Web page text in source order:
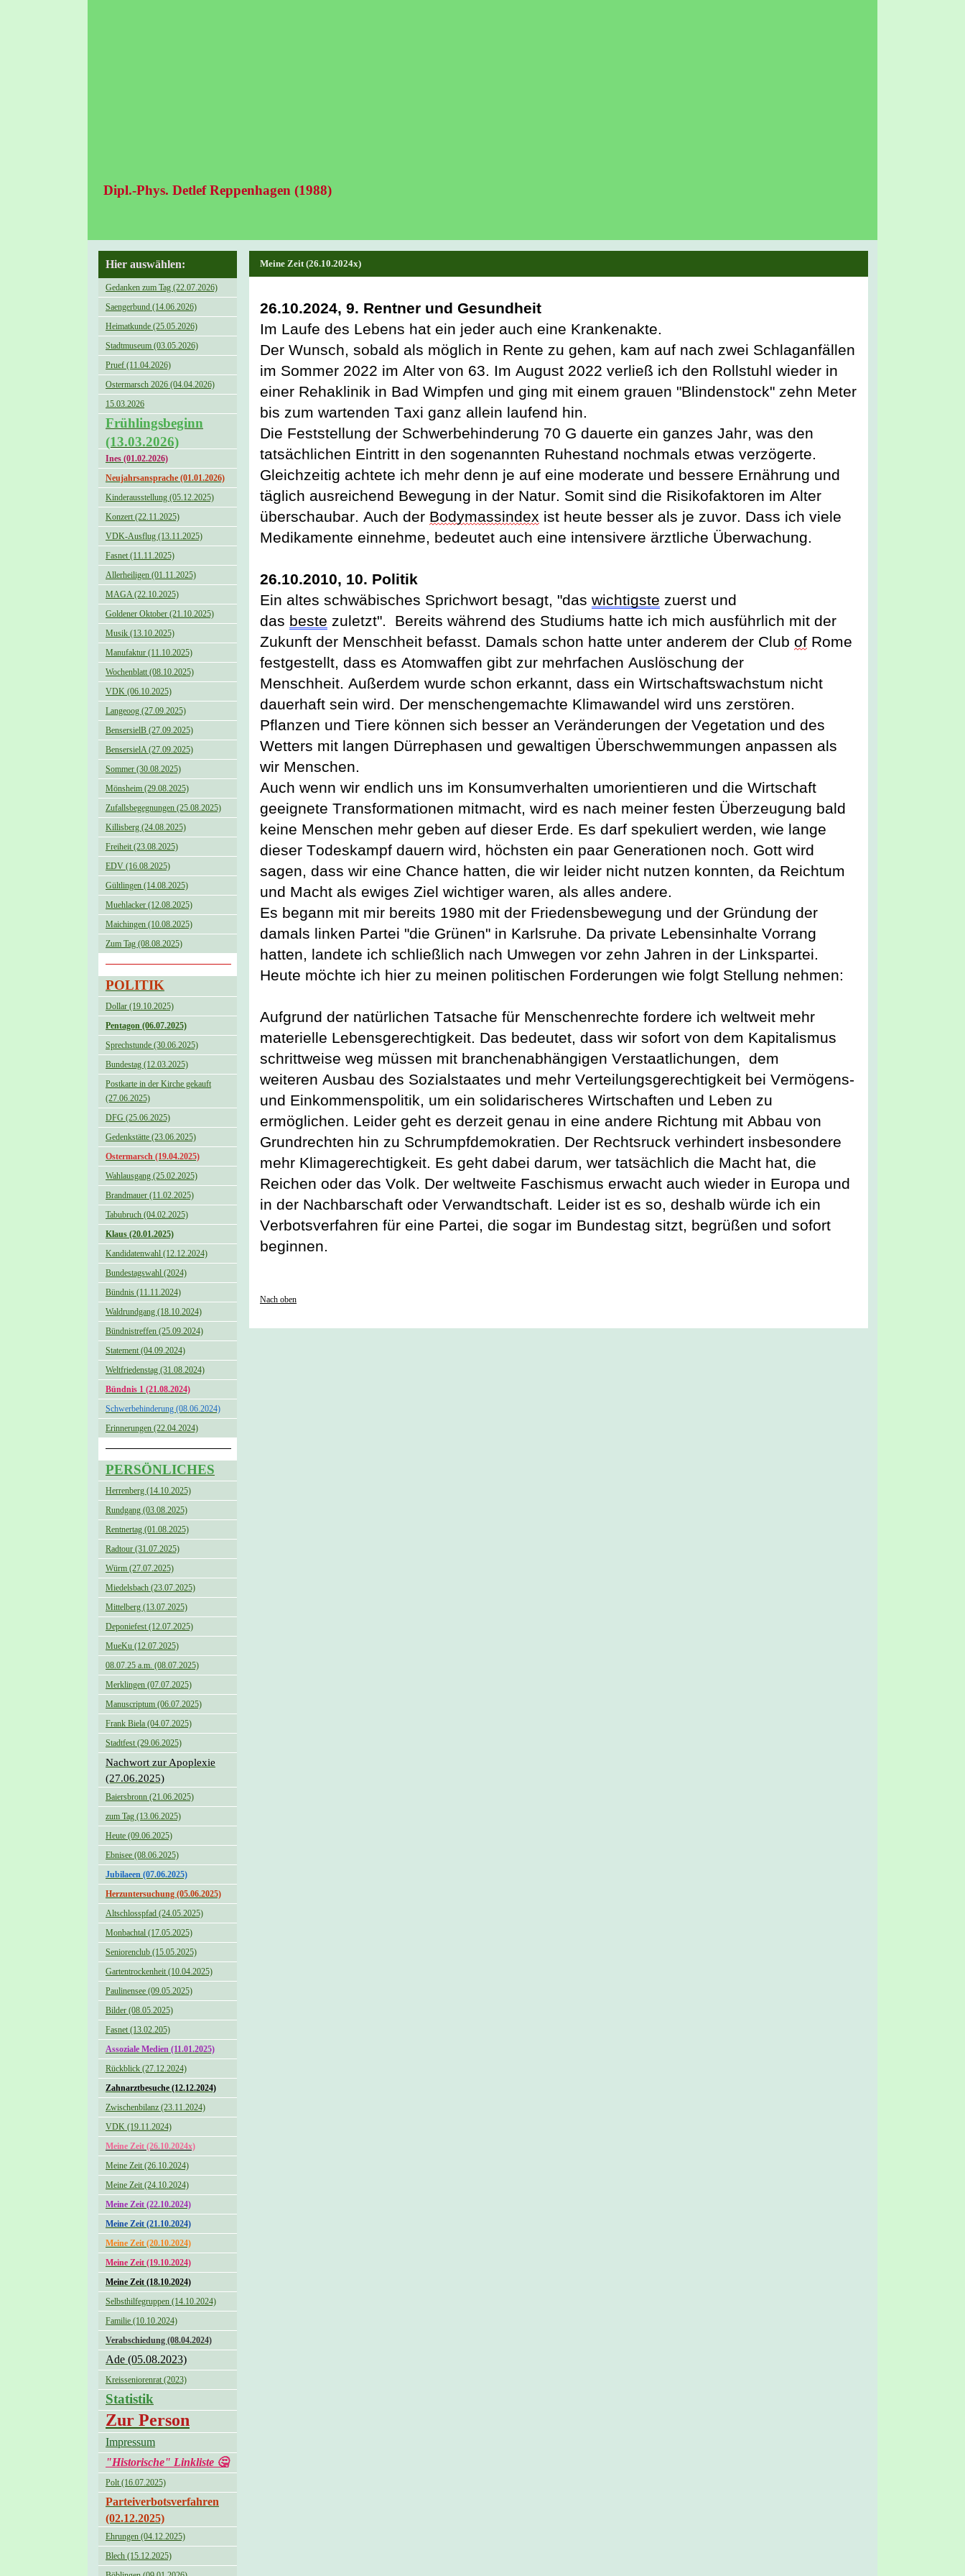
Dipl.-Phys. Detlef Reppenhagen (1988)
Hier auswählen:
Gedanken zum Tag (22.07.2026)
Saengerbund (14.06.2026)
Heimatkunde (25.05.2026)
Stadtmuseum (03.05.2026)
Pruef (11.04.2026)
Ostermarsch 2026 (04.04.2026)
15.03.2026
Frühlingsbeginn
(13.03.2026)
Ines (01.02.2026)
Neujahrsansprache (01.01.2026)
Kinderausstellung (05.12.2025)
Konzert (22.11.2025)
VDK-Ausflug (13.11.2025)
Fasnet (11.11.2025)
Allerheiligen (01.11.2025)
MAGA (22.10.2025)
Goldener Oktober (21.10.2025)
Musik (13.10.2025)
Manufaktur (11.10.2025)
Wochenblatt (08.10.2025)
VDK (06.10.2025)
Langeoog (27.09.2025)
BensersielB (27.09.2025)
BensersielA (27.09.2025)
Sommer (30.08.2025)
Mönsheim (29.08.2025)
Zufallsbegegnungen (25.08.2025)
Killisberg (24.08.2025)
Freiheit (23.08.2025)
EDV (16.08.2025)
Gültlingen (14.08.2025)
Muehlacker (12.08.2025)
Maichingen (10.08.2025)
Zum Tag (08.08.2025)
POLITIK
Dollar (19.10.2025)
Pentagon (06.07.2025)
Sprechstunde (30.06.2025)
Bundestag (12.03.2025)
Postkarte in der Kirche gekauft
(27.06.2025)
DFG (25.06.2025)
Gedenkstätte (23.06.2025)
Ostermarsch (19.04.2025)
Wahlausgang (25.02.2025)
Brandmauer (11.02.2025)
Tabubruch (04.02.2025)
Klaus (20.01.2025)
Kandidatenwahl (12.12.2024)
Bundestagswahl (2024)
Bündnis (11.11.2024)
Waldrundgang (18.10.2024)
Bündnistreffen (25.09.2024)
Statement (04.09.2024)
Weltfriedenstag (31.08.2024)
Bündnis 1 (21.08.2024)
Schwerbehinderung (08.06.2024)
Erinnerungen (22.04.2024)
PERSÖNLICHES
Herrenberg (14.10.2025)
Rundgang (03.08.2025)
Rentnertag (01.08.2025)
Radtour (31.07.2025)
Würm (27.07.2025)
Miedelsbach (23.07.2025)
Mittelberg (13.07.2025)
Deponiefest (12.07.2025)
MueKu (12.07.2025)
08.07.25 a.m. (08.07.2025)
Merklingen (07.07.2025)
Manuscriptum (06.07.2025)
Frank Biela (04.07.2025)
Stadtfest (29.06.2025)
Nachwort zur Apoplexie
(27.06.2025)
Baiersbronn (21.06.2025)
zum Tag (13.06.2025)
Heute (09.06.2025)
Ebnisee (08.06.2025)
Jubilaeen (07.06.2025)
Herzuntersuchung (05.06.2025)
Altschlosspfad (24.05.2025)
Monbachtal (17.05.2025)
Seniorenclub (15.05.2025)
Gartentrockenheit (10.04.2025)
Paulinensee (09.05.2025)
Bilder (08.05.2025)
Fasnet (13.02.205)
Assoziale Medien (11.01.2025)
Rückblick (27.12.2024)
Zahnarztbesuche (12.12.2024)
Zwischenbilanz (23.11.2024)
VDK (19.11.2024)
Meine Zeit (26.10.2024x)
Meine Zeit (26.10.2024)
Meine Zeit (24.10.2024)
Meine Zeit (22.10.2024)
Meine Zeit (21.10.2024)
Meine Zeit (20.10.2024)
Meine Zeit (19.10.2024)
Meine Zeit (18.10.2024)
Selbsthilfegruppen (14.10.2024)
Familie (10.10.2024)
Verabschiedung (08.04.2024)
Ade (05.08.2023)
Kreisseniorenrat (2023)
Statistik
Zur Person
Impressum
"Historische" Linkliste 🤔
Polt (16.07.2025)
Parteiverbotsverfahren
(02.12.2025)
Ehrungen (04.12.2025)
Blech (15.12.2025)
Meine Zeit (26.10.2024x)
26.10.2024, 9. Rentner und Gesundheit
Im Laufe des Lebens hat ein jeder auch eine Krankenakte.
Der Wunsch, sobald als möglich in Rente zu gehen, kam auf nach zwei Schlaganfällen
im Sommer 2022 im Alter von 63. Im August 2022 verließ ich den Rollstuhl wieder in
einer Rehaklinik in Bad Wimpfen und ging mit einem grauen "Blindenstock" zehn Meter
bis zum wartenden Taxi ganz allein laufend hin.
Die Feststellung der Schwerbehinderung 70 G dauerte ein ganzes Jahr, was den
tatsächlichen Eintritt in den sogenannten Ruhestand nochmals etwas verzögerte.
Gleichzeitig achtete ich mehr denn je auf eine moderate und bessere Ernährung und
täglich ausreichend Bewegung in der Natur. Somit sind die Risikofaktoren im Alter
überschaubar. Auch der Bodymassindex ist heute besser als je zuvor. Dass ich viele
Medikamente einnehme, bedeutet auch eine intensivere ärztliche Überwachung.
26.10.2010, 10. Politik
Ein altes schwäbisches Sprichwort besagt, "das wichtigste zuerst und
das beste zuletzt".
Bereits während des Studiums hatte ich mich ausführlich mit der
Zukunft der Menschheit befasst. Damals schon hatte unter anderem der Club of Rome
festgestellt, dass es Atomwaffen gibt zur mehrfachen Auslöschung der
Menschheit. Außerdem wurde schon erkannt, dass ein Wirtschaftswachstum nicht
dauerhaft sein wird. Der menschengemachte Klimawandel wird uns zerstören.
Pflanzen und Tiere können sich besser an Veränderungen der Vegetation und des
Wetters mit langen Dürrephasen und gewaltigen Überschwemmungen anpassen als
wir Menschen.
Auch wenn wir endlich uns im Konsumverhalten umorientieren und die Wirtschaft
geeignete Transformationen mitmacht, wird es nach meiner festen Überzeugung bald
keine Menschen mehr geben auf dieser Erde. Es darf spekuliert werden, wie lange
dieser Todeskampf dauern wird, höchsten ein paar Generationen noch. Gott wird
sagen, dass wir eine Chance hatten, die wir leider nicht nutzen konnten, da Reichtum
und Macht als ewiges Ziel wichtiger waren, als alles andere.
Es begann mit mir bereits 1980 mit der Friedensbewegung und der Gründung der
damals linken Partei "die Grünen" in Karlsruhe. Da private Lebensinhalte Vorrang
hatten, landete ich schließlich nach Umwegen vor zehn Jahren in der Linkspartei.
Heute möchte ich hier zu meinen politischen Forderungen wie folgt Stellung nehmen:
Aufgrund der natürlichen Tatsache für Menschenrechte fordere ich weltweit mehr
materielle Lebensgerechtigkeit. Das bedeutet, dass wir sofort von dem Kapitalismus
schrittweise weg müssen mit branchenabhängigen Verstaatlichungen,  dem
weiteren Ausbau des Sozialstaates und mehr Verteilungsgerechtigkeit bei Vermögens-
und Einkommenspolitik, um ein solidarischeres Wirtschaften und Leben zu
ermöglichen. Leider geht es derzeit genau in eine andere Richtung mit Abbau von
Grundrechten hin zu Schrumpfdemokratien. Der Rechtsruck verhindert insbesondere
mehr Klimagerechtigkeit. Es geht dabei darum, wer tatsächlich die Macht hat, die
Reichen oder das Volk. Der weltweite Faschismus erwacht auch wieder in Europa und
in der Nachbarschaft oder Verwandtschaft. Leider ist es so, deshalb würde ich ein
Verbotsverfahren für eine Partei, die sogar im Bundestag sitzt, begrüßen und sofort
beginnen.
Nach oben